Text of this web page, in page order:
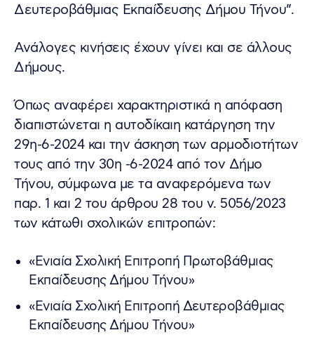
Δευτεροβάθμιας Εκπαίδευσης Δήμου Τήνου”.
Ανάλογες κινήσεις έχουν γίνει και σε άλλους
Δήμους.
Όπως αναφέρει χαρακτηριστικά η απόφαση
διαπιστώνεται η αυτοδίκαιη κατάργηση την
29η-6-2024 και την άσκηση των αρμοδιοτήτων
τους από την 30η -6-2024 από τον Δήμο
Τήνου, σύμφωνα με τα αναφερόμενα των
παρ. 1 και 2 του άρθρου 28 του ν. 5056/2023
των κάτωθι σχολικών επιτροπών:
«Ενιαία Σχολική Επιτροπή Πρωτοβάθμιας
Εκπαίδευσης Δήμου Τήνου»
«Ενιαία Σχολική Επιτροπή Δευτεροβάθμιας
Εκπαίδευσης Δήμου Τήνου»